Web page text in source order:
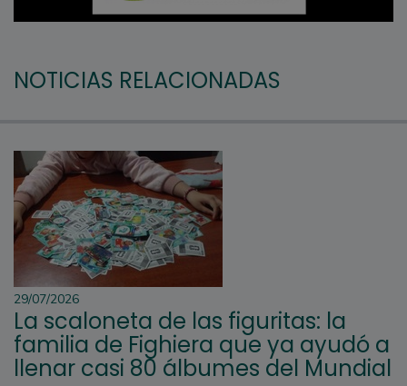
NOTICIAS RELACIONADAS
29/07/2026
La scaloneta de las figuritas: la
familia de Fighiera que ya ayudó a
llenar casi 80 álbumes del Mundial